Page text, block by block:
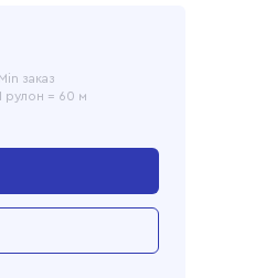
Min заказ
рулон = 60 м